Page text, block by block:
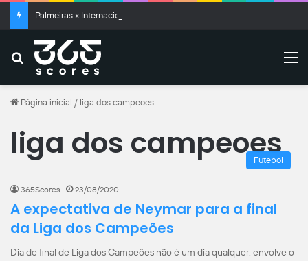
Buscar
Página inicial / liga dos campeoes
liga dos campeoes
Futebol
365Scores 23/08/2020
A expectativa de Neymar para a final
da Liga dos Campeões
Dia de final de Liga dos Campeões não é um dia qualquer, envolve o